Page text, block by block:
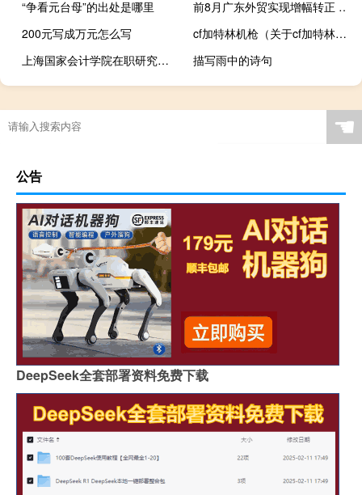
“争看元台母”的出处是哪里
前8月广东外贸实现增幅转正 进出口规模再创历史同期新高
200元写成万元怎么写
cf加特林机枪（关于cf加特林机枪的介绍）
上海国家会计学院在职研究生可以跨专业报考吗
描写雨中的诗句
☚
公告
DeepSeek全套部署资料免费下载